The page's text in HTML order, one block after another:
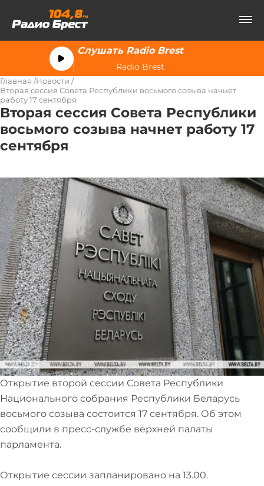
Слушать Radio Brest
Radio Brest
Главная Новости
Вторая сессия Совета Республики восьмого созыва начнет
работу 17 сентября
Вторая сессия Совета Республики
восьмого созыва начнет работу 17
сентября
Открытие второй сессии Совета Республики
Национального собрания Республики Беларусь
восьмого созыва состоится 17 сентября. Об этом
сообщили в пресс-службе верхней палаты
парламента.
Открытие сессии запланировано на 13.00.